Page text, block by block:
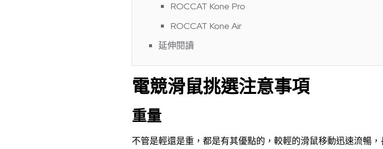
ROCCAT Kone Pro
ROCCAT Kone Air
延伸閱讀
電競滑鼠挑選注意事項
重量
不管是輕還是重，都是有其優點的，較輕的滑鼠移動迅速流暢